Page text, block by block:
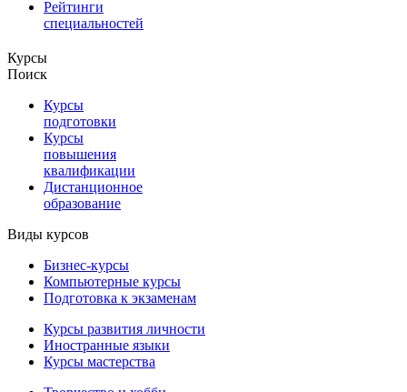
Рейтинги
специальностей
Курсы
Поиск
Курсы
подготовки
Курсы
повышения
квалификации
Дистанционное
образование
Виды курсов
Бизнес-курсы
Компьютерные курсы
Подготовка к экзаменам
Курсы развития личности
Иностранные языки
Курсы мастерства